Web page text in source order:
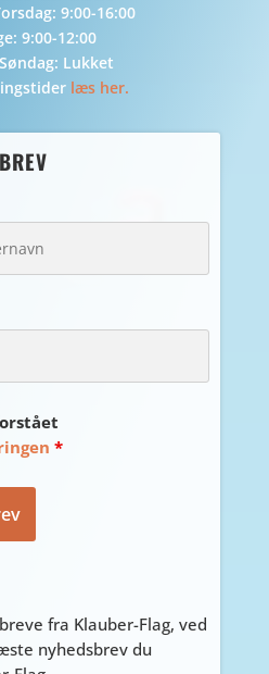
9:00-16:00
9:00-12:00
Lukket
læs her.
*
fra Klauber-Flag, ved
nyhedsbrev du